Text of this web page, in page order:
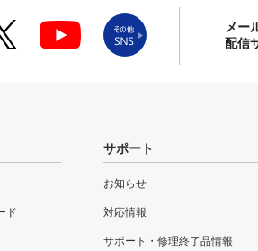
メー
配信
ド
サポート
お知らせ
対応情報
サポート・修理終了品情報